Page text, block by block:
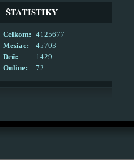
ŠTATISTIKY
Online: 72
Celkom:
4125677
Mesiac:
45703
Deň:
1429